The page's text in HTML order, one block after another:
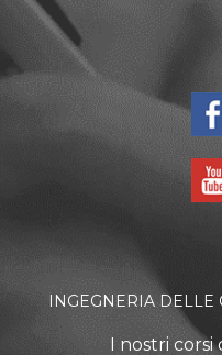
INGEGNERIA DELLE
I nostri